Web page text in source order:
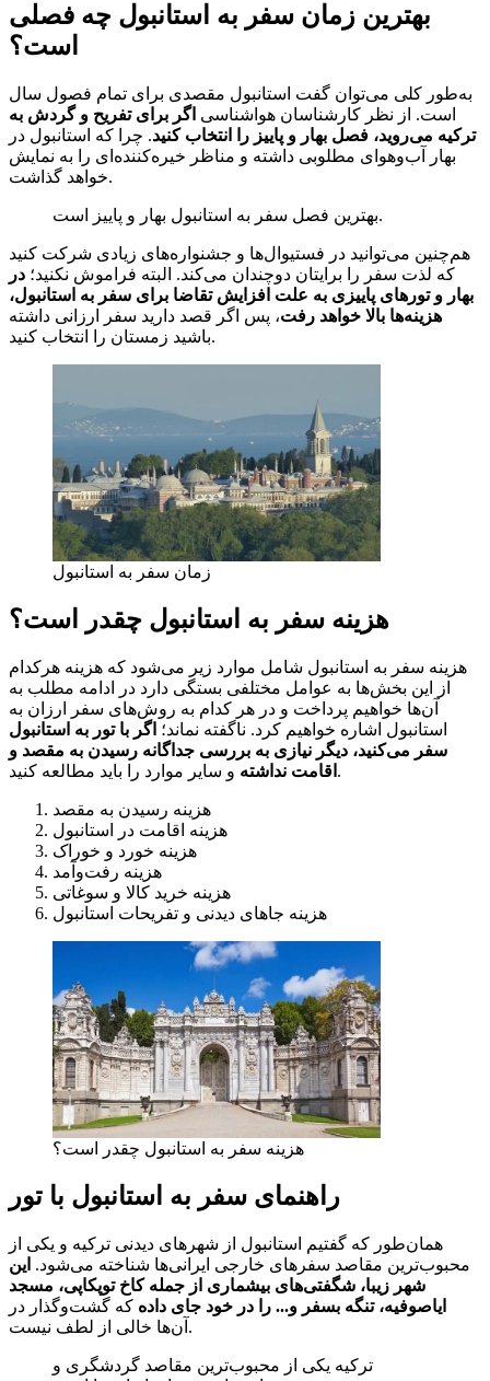
بهترین زمان سفر به استانبول چه فصلی
است؟
به‌طور کلی می‌توان گفت استانبول مقصدی برای تمام فصول سال
است. از نظر کارشناسان هواشناسی اگر برای تفریح و گردش به
ترکیه می‌روید، فصل بهار و پاییز را انتخاب کنید. چرا که استانبول در
بهار آب‌وهوای مطلوبی داشته و مناظر خیره‌کننده‌ای را به نمایش
خواهد گذاشت.
بهترین فصل سفر به استانبول بهار و پاییز است.
هم‌چنین می‌توانید در فستیوال‌ها و جشنواره‌های زیادی شرکت کنید
که لذت سفر را برایتان دوچندان می‌کند. البته فراموش نکنید؛ در
بهار و تورهای پاییزی به علت افزایش تقاضا برای سفر به استانبول،
هزینه‌ها بالا خواهد رفت، پس اگر قصد دارید سفر ارزانی داشته
باشید زمستان را انتخاب کنید.
زمان سفر به استانبول
هزینه سفر به استانبول چقدر است؟
هزینه سفر به استانبول شامل موارد زیر می‌شود که هزینه هرکدام
از این بخش‌ها به عوامل مختلفی بستگی دارد در ادامه مطلب به
آن‌ها خواهیم پرداخت و در هر کدام به روش‌های سفر ارزان به
استانبول اشاره خواهیم کرد. ناگفته نماند؛ اگر با تور به استانبول
سفر می‌کنید، دیگر نیازی به بررسی جداگانه رسیدن به مقصد و
اقامت نداشته و سایر موارد را باید مطالعه کنید.
هزینه رسیدن به مقصد
هزینه اقامت در استانبول
هزینه خورد و خوراک
هزینه رفت‌وآمد
هزینه خرید کالا و سوغاتی
هزینه جاهای دیدنی و تفریحات استانبول
هزینه سفر به استانبول چقدر است؟
راهنمای سفر به استانبول با تور
همان‌طور که گفتیم استانبول از شهرهای دیدنی ترکیه و یکی از
محبوب‌ترین مقاصد سفرهای خارجی ایرانی‌ها شناخته می‌شود. این
شهر زیبا، شگفتی‌های بیشماری از جمله کاخ توپکاپی، مسجد
ایاصوفیه، تنگه بسفر و... را در خود جای داده که گشت‌وگذار در
آن‌ها خالی از لطف نیست.
ترکیه یکی از محبوب‌ترین مقاصد گردشگری و